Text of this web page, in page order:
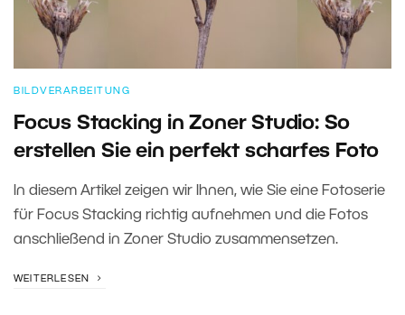
BILDVERARBEITUNG
Focus Stacking in Zoner Studio: So
erstellen Sie ein perfekt scharfes Foto
In diesem Artikel zeigen wir Ihnen, wie Sie eine Fotoserie
für Focus Stacking richtig aufnehmen und die Fotos
anschließend in Zoner Studio zusammensetzen.
WEITERLESEN